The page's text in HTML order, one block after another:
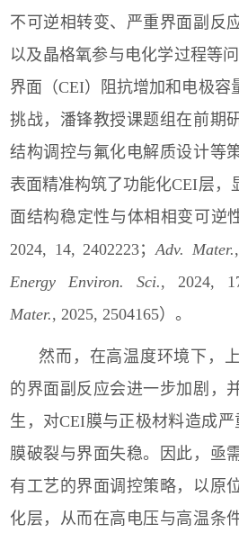
不可逆相转变、严重界面副反
以及晶格氧参与电化学过程等
界面（CEI）阻抗增加和电极容
挑战，潘锋教授课题组在前期
结构调控与氟化电解质设计等
表面精准构筑了功能化CEI层，
面结构稳定性与体相相变可逆
2024, 14, 2402223；Adv. Mater.
Energy Environ. Sci., 2024,
Mater., 2025, 2504165）。
然而，在高温度环境下，
的界面副反应会进一步加剧，
生，对CEI膜与正极材料造成
膜破裂与界面失稳。因此，亟
有工艺的界面调控策略，以原
化层，从而在高电压与高温条